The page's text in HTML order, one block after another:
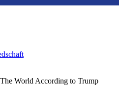
The World According to Trump